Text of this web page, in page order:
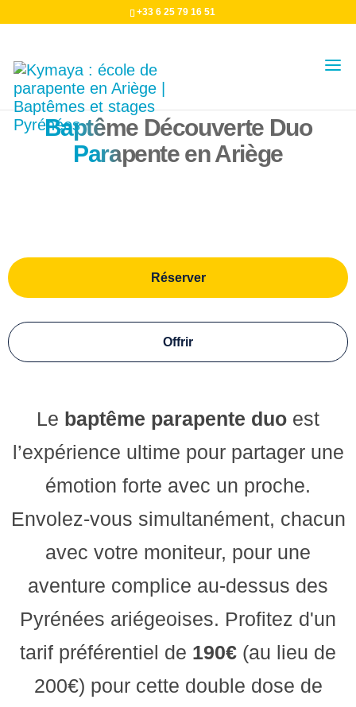
+33 6 25 79 16 51
Baptême Découverte Duo
Parapente en Ariège
Réserver
Offrir
Le baptême parapente duo est
l’expérience ultime pour partager une
émotion forte avec un proche.
Envolez-vous simultanément, chacun
avec votre moniteur, pour une
aventure complice au-dessus des
Pyrénées ariégeoises. Profitez d'un
tarif préférentiel de 190€ (au lieu de
200€) pour cette double dose de